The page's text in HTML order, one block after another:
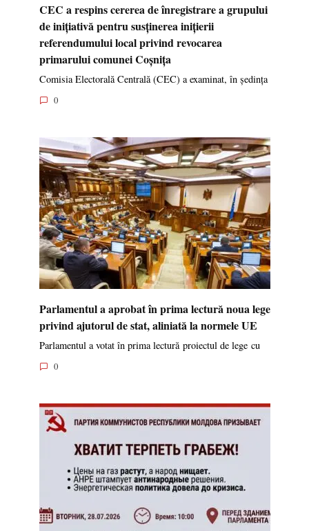
CEC a respins cererea de înregistrare a grupului
de inițiativă pentru susținerea inițierii
referendumului local privind revocarea
primarului comunei Coșnița
Comisia Electorală Centrală (CEC) a examinat, în ședința
0
Parlamentul a aprobat în prima lectură noua lege
privind ajutorul de stat, aliniată la normele UE
Parlamentul a votat în prima lectură proiectul de lege cu
0